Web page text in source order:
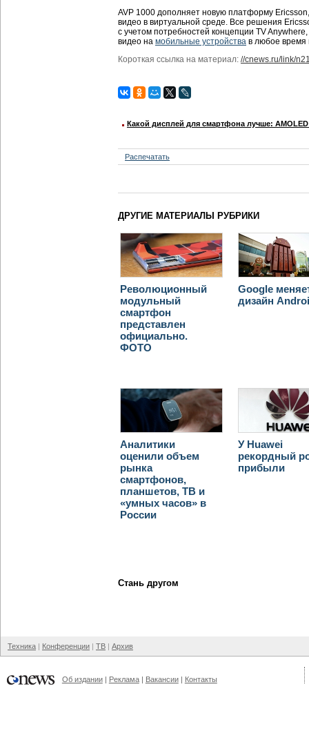
AVP 1000 дополняет новую платформу
видео в виртуальной среде. Все решения
с учетом потребностей концепции TV
видео на мобильные устройства в любое время
Короткая ссылка на материал: //cnews.ru/link/
Какой дисплей для смартфона лучше:
Распечатать
ДРУГИЕ МАТЕРИАЛЫ РУБРИКИ
Революционный
модульный
смартфон
представлен
официально.
ФОТО
Google
дизайн
Аналитики
оценили объем
рынка
смартфонов,
планшетов, ТВ и
«умных часов» в
России
У Huawei
рекордный
прибыли
Стань другом
Техника Конференции ТВ Архив
Об издании Реклама Вакансии Контакты